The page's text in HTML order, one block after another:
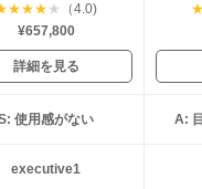
★★★ ★
（4.0)
¥657,800
詳細を見る
★
使用感がない A:
executive1